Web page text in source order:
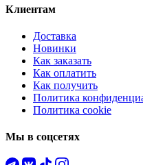
Клиентам
Доставка
Новинки
Как заказать
Как оплатить
Как получить
Политика
Политика cookie
Мы в соцсетях